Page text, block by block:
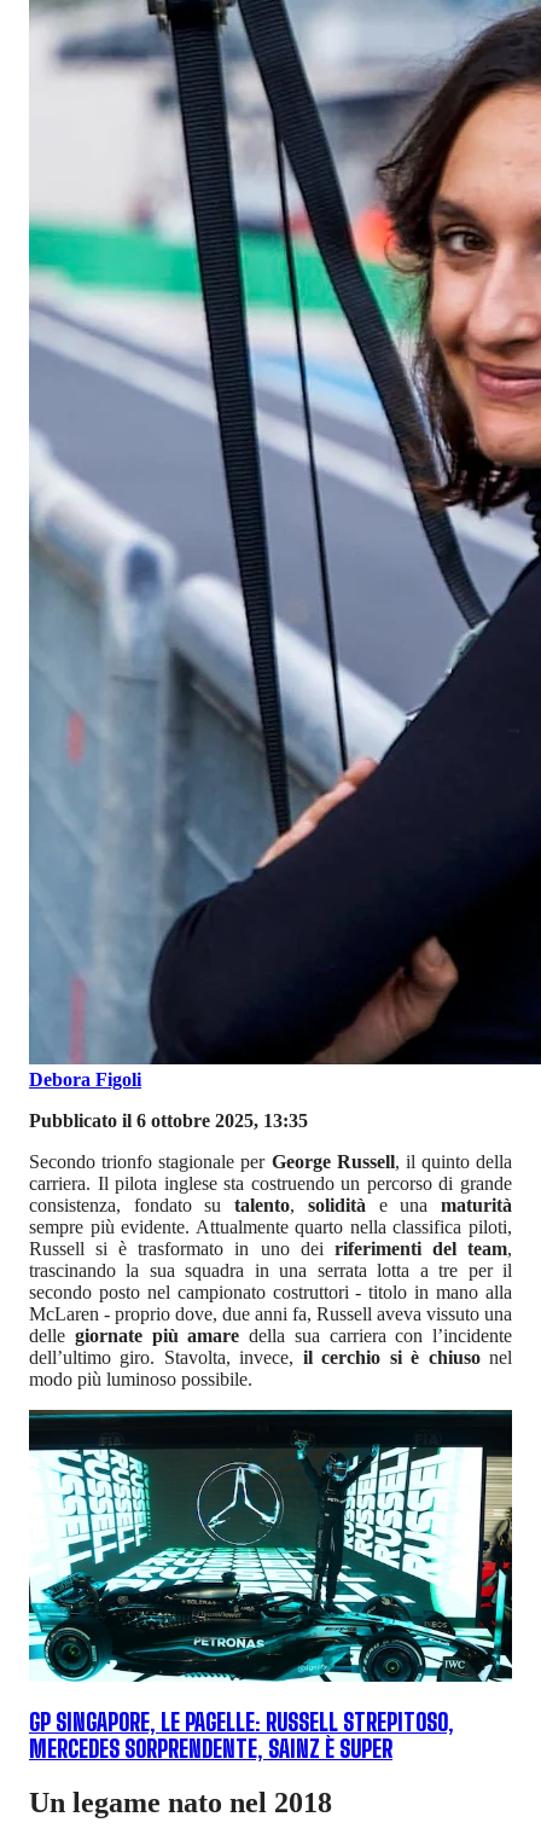
Debora Figoli
Pubblicato il 6 ottobre 2025, 13:35
Secondo trionfo stagionale per George Russell, il quinto della
carriera. Il pilota inglese sta costruendo un percorso di grande
consistenza, fondato sutalento, solidità e unamaturità
sempre più evidente. Attualmente quarto nella classifica piloti,
Russell si è trasformato in uno dei riferimenti del team,
trascinando la sua squadra in una serrata lotta a tre per il
secondo posto nel campionato costruttori - titolo in mano alla
McLaren - proprio dove, due anni fa, Russell aveva vissuto una
delle giornate più amare della sua carriera con l’incidente
dell’ultimo giro. Stavolta, invece, il cerchio si è chiusonel
modo più luminoso possibile.
GP SINGAPORE, LE PAGELLE: RUSSELL STREPITOSO,
MERCEDES SORPRENDENTE, SAINZ È SUPER
Un legame nato nel 2018